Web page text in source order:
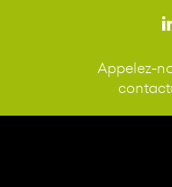
Appelez-